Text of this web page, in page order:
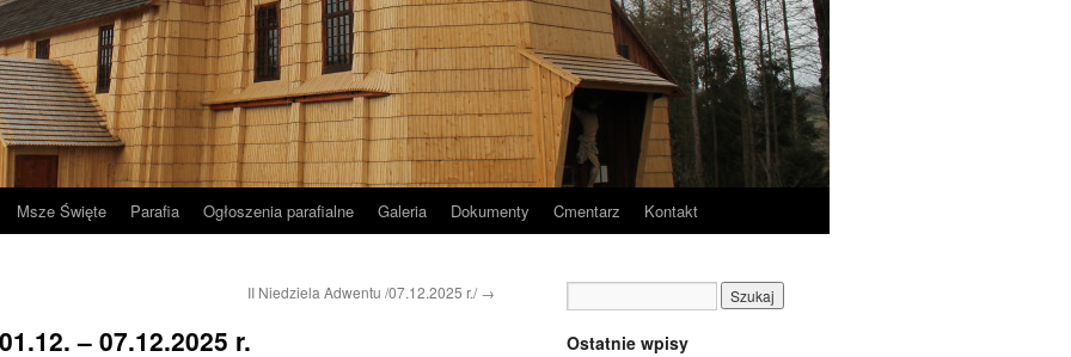
Msze Święte Parafia Ogłoszenia parafialne Galeria Dokumenty Cmentarz Kontakt
II Niedziela Adwentu /07.12.2025 r./→
– 07.12.2025 r. Ostatnie wpisy